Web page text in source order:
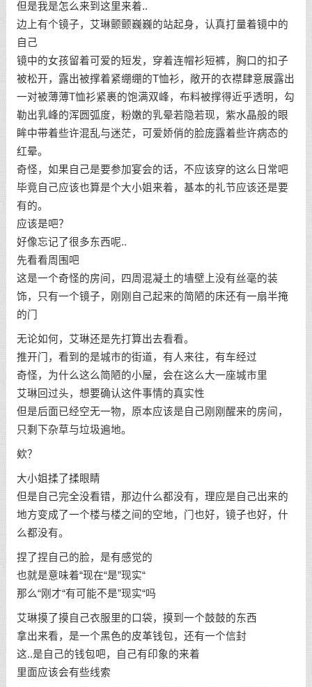
但是我是怎么来到这里来着..
边上有个镜子，艾琳颤颤巍巍的站起身，认真打量着镜中的
自己
镜中的女孩留着可爱的短发，穿着连帽衫短裤，胸口的扣子
被松开，露出被撑着紧绷绷的T恤衫，敞开的衣襟肆意展露出
一对被薄薄T恤衫紧裹的饱满双峰，布料被撑得近乎透明，勾
勒出乳峰的浑圆弧度，粉嫩的乳晕若隐若现，紫水晶般的眼
眸中带着些许混乱与迷茫，可爱娇俏的脸庞露着些许病态的
红晕。
奇怪，如果自己是要参加宴会的话，不应该穿的这么日常吧
毕竟自己应该也算是个大小姐来着，基本的礼节应该还是要
有的。
应该是吧？
好像忘记了很多东西呢..
先看看周围吧
这是一个奇怪的房间，四周混凝土的墙壁上没有丝毫的装
饰，只有一个镜子，刚刚自己起来的简陋的床还有一扇半掩
的门
无论如何，艾琳还是先打算出去看看。
推开门，看到的是城市的街道，有人来往，有车经过
奇怪，为什么这么简陋的小屋，会在这么大一座城市里
艾琳回过头，想要确认这件事情的真实性
但是后面已经空无一物，原本应该是自己刚刚醒来的房间，
只剩下杂草与垃圾遍地。
欸？
大小姐揉了揉眼睛
但是自己完全没看错，那边什么都没有，理应是自己出来的
地方变成了一个楼与楼之间的空地，门也好，镜子也好，什
么都没有。
捏了捏自己的脸，是有感觉的
也就是意味着“现在“是”现实“
那么“刚才“有可能不是”现实“吗
艾琳摸了摸自己衣服里的口袋，摸到一个鼓鼓的东西
拿出来看，是一个黑色的皮革钱包，还有一个信封
这..是自己的钱包吧，自己有印象的来着
里面应该会有些线索